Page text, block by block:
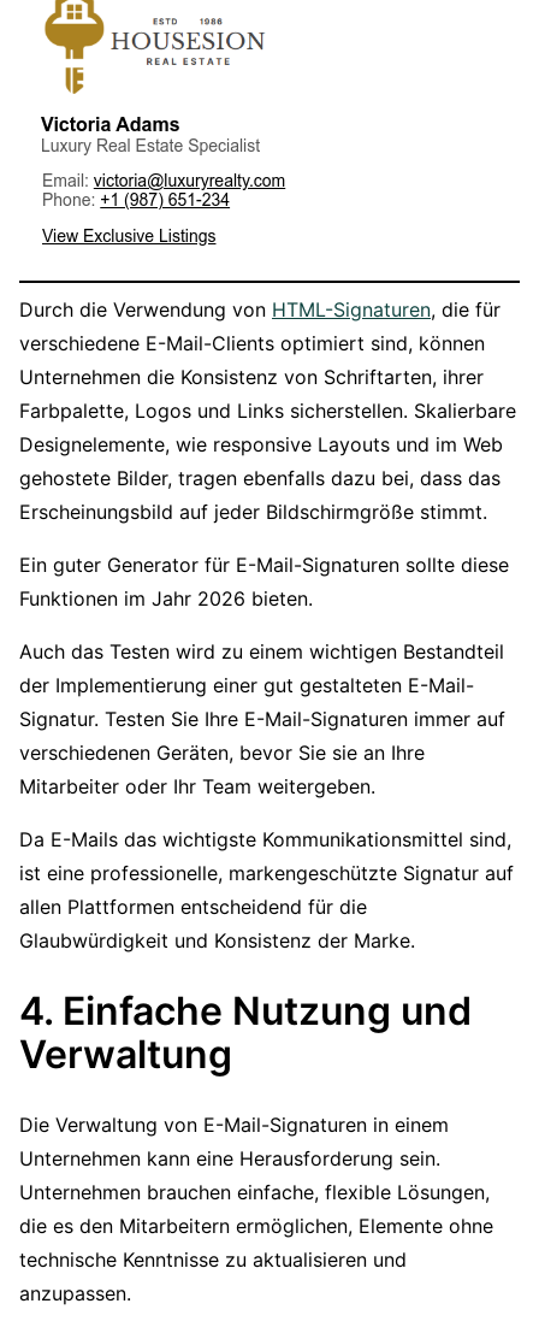
Durch die Verwendung von HTML-Signaturen, die für
verschiedene E-Mail-Clients optimiert sind, können
Unternehmen die Konsistenz von Schriftarten, ihrer
Farbpalette, Logos und Links sicherstellen. Skalierbare
Designelemente, wie responsive Layouts und im Web
gehostete Bilder, tragen ebenfalls dazu bei, dass das
Erscheinungsbild auf jeder Bildschirmgröße stimmt.
Ein guter Generator für E-Mail-Signaturen sollte diese
Funktionen im Jahr 2026 bieten.
Auch das Testen wird zu einem wichtigen Bestandteil
der Implementierung einer gut gestalteten E-Mail-
Signatur. Testen Sie Ihre E-Mail-Signaturen immer auf
verschiedenen Geräten, bevor Sie sie an Ihre
Mitarbeiter oder Ihr Team weitergeben.
Da E-Mails das wichtigste Kommunikationsmittel sind,
ist eine professionelle, markengeschützte Signatur auf
allen Plattformen entscheidend für die
Glaubwürdigkeit und Konsistenz der Marke.
4. Einfache Nutzung und
Verwaltung
Die Verwaltung von E-Mail-Signaturen in einem
Unternehmen kann eine Herausforderung sein.
Unternehmen brauchen einfache, flexible Lösungen,
die es den Mitarbeitern ermöglichen, Elemente ohne
technische Kenntnisse zu aktualisieren und
anzupassen.